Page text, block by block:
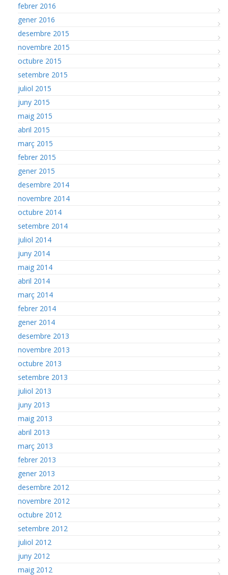
febrer 2016
gener 2016
desembre 2015
novembre 2015
octubre 2015
setembre 2015
juliol 2015
juny 2015
maig 2015
abril 2015
març 2015
febrer 2015
gener 2015
desembre 2014
novembre 2014
octubre 2014
setembre 2014
juliol 2014
juny 2014
maig 2014
abril 2014
març 2014
febrer 2014
gener 2014
desembre 2013
novembre 2013
octubre 2013
setembre 2013
juliol 2013
juny 2013
maig 2013
abril 2013
març 2013
febrer 2013
gener 2013
desembre 2012
novembre 2012
octubre 2012
setembre 2012
juliol 2012
juny 2012
maig 2012